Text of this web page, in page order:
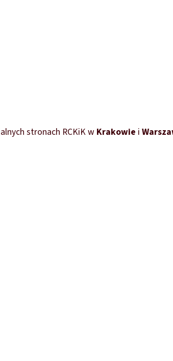
stronach RCKiK w Krakowie i